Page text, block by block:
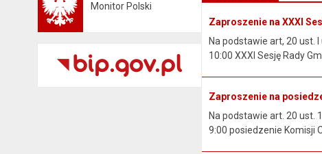
Monitor Polski
Zaproszenie na XXXI
Na podstawie art, 20 ust.
10:00 XXXI Sesję Rady
Zaproszenie na
Na podstawie art. 20 ust.
9:00 posiedzenie Komisji